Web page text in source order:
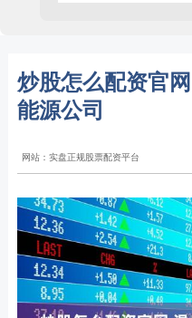
炒股怎么配资官
能源公司
网站：实盘正规股票配资平台